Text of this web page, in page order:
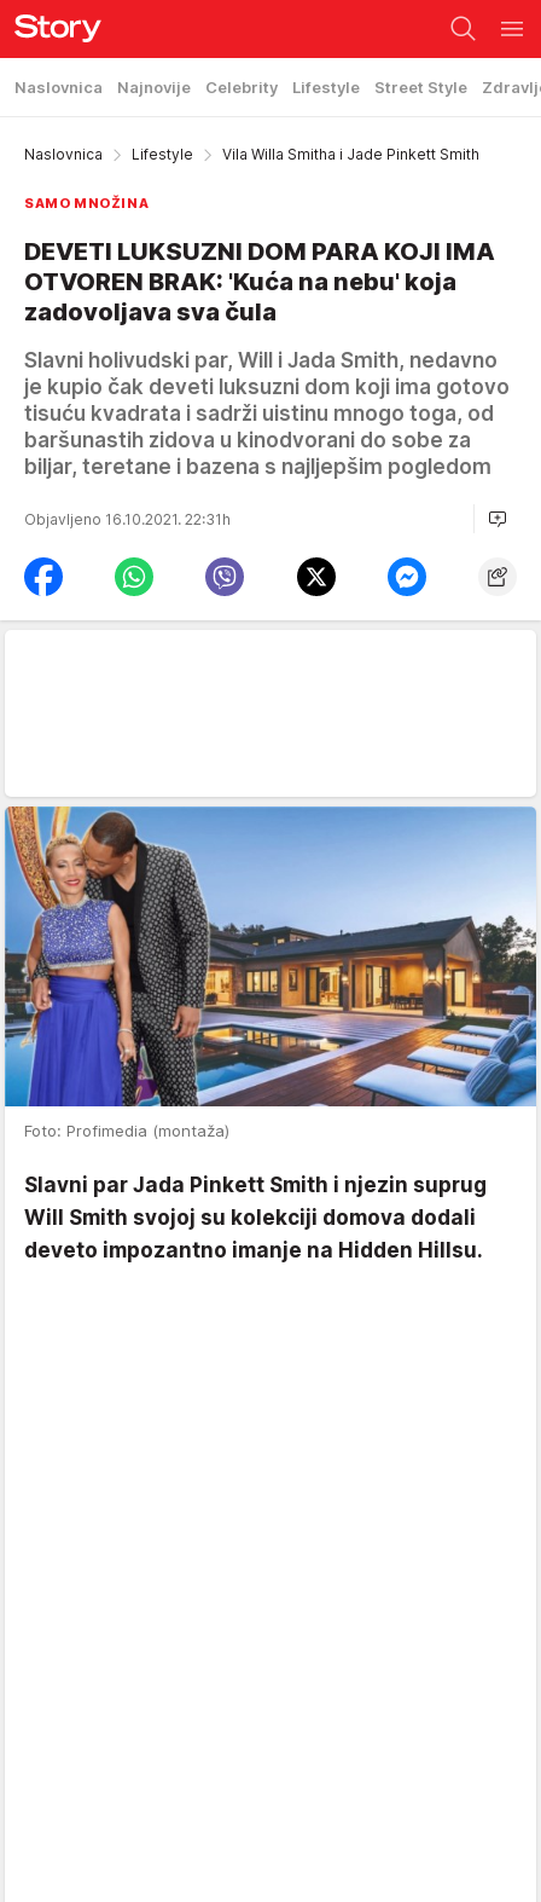
Naslovnica Najnovije Celebrity Lifestyle Street Style
Naslovnica Lifestyle Vila Willa Smitha i Jade Pinkett Smith
SAMO MNOŽINA
DEVETI LUKSUZNI DOM PARA KOJI IMA
OTVOREN BRAK: 'Kuća na nebu' koja
zadovoljava sva čula
Slavni holivudski par, Will i Jada Smith, nedavno
je kupio čak deveti luksuzni dom koji ima gotovo
tisuću kvadrata i sadrži uistinu mnogo toga, od
baršunastih zidova u kinodvorani do sobe za
biljar, teretane i bazena s najljepšim pogledom
Objavljeno 16.10.2021. 22:31h
Foto: Profimedia (montaža)
Slavni par Jada Pinkett Smith i njezin suprug
Will Smith svojoj su kolekciji domova dodali
deveto impozantno imanje na Hidden Hillsu.